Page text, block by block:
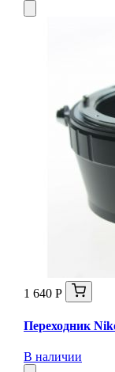
1 640 Р
Переходник
В наличии